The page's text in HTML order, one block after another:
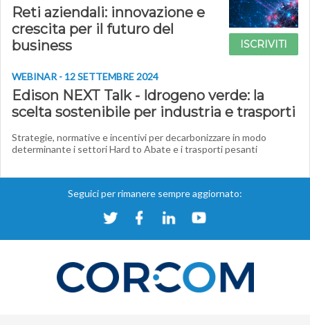
Reti aziendali: innovazione e
crescita per il futuro del
business
ISCRIVITI
WEBINAR - 12 SETTEMBRE 2024
Edison NEXT Talk - Idrogeno verde: la
scelta sostenibile per industria e trasporti
Strategie, normative e incentivi per decarbonizzare in modo
determinante i settori Hard to Abate e i trasporti pesanti
Seguici per rimanere sempre aggiornato: